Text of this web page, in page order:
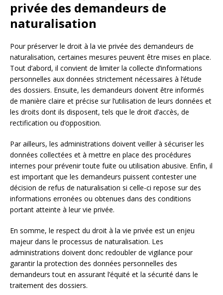
privée des demandeurs de
naturalisation
Pour préserver le droit à la vie privée des demandeurs de
naturalisation, certaines mesures peuvent être mises en place.
Tout d’abord, il convient de limiter la collecte d’informations
personnelles aux données strictement nécessaires à l’étude
des dossiers. Ensuite, les demandeurs doivent être informés
de manière claire et précise sur l’utilisation de leurs données et
les droits dont ils disposent, tels que le droit d’accès, de
rectification ou d’opposition.
Par ailleurs, les administrations doivent veiller à sécuriser les
données collectées et à mettre en place des procédures
internes pour prévenir toute fuite ou utilisation abusive. Enfin, il
est important que les demandeurs puissent contester une
décision de refus de naturalisation si celle-ci repose sur des
informations erronées ou obtenues dans des conditions
portant atteinte à leur vie privée.
En somme, le respect du droit à la vie privée est un enjeu
majeur dans le processus de naturalisation. Les
administrations doivent donc redoubler de vigilance pour
garantir la protection des données personnelles des
demandeurs tout en assurant l’équité et la sécurité dans le
traitement des dossiers.